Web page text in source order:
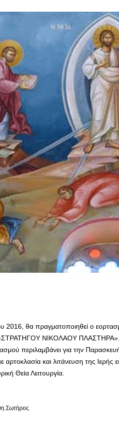
2016, θα πραγματοποιηθεί ο
ΝΙΚΟΛΑΟΥ ΠΛΑΣΤΗΡΑ».
περιλαμβάνει για την
αρτοκλασία και λιτάνευση της
Θεία Λειτουργία.
Σωτήρος